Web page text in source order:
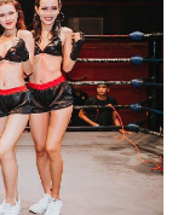
giá trị quy đổi
các chương